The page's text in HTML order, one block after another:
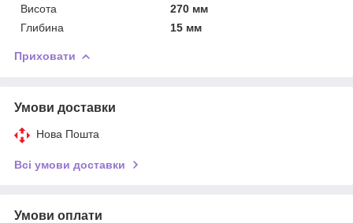
Висота
270 мм
Глибина
15 мм
Приховати
Умови доставки
Нова Пошта
Всі умови доставки
Умови оплати